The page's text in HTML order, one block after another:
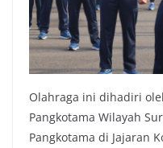
Olahraga ini dihadiri
Pangkotama Wilayah
Pangkotama di Jajaran